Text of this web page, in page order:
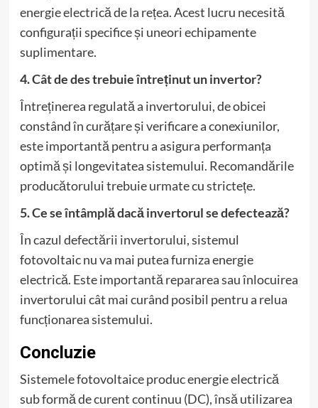
energie electrică de la rețea. Acest lucru necesită
configurații specifice și uneori echipamente
suplimentare.
4. Cât de des trebuie întreținut un invertor?
Întreținerea regulată a invertorului, de obicei
constând în curățare și verificare a conexiunilor,
este importantă pentru a asigura performanța
optimă și longevitatea sistemului. Recomandările
producătorului trebuie urmate cu strictețe.
5. Ce se întâmplă dacă invertorul se defectează?
În cazul defectării invertorului, sistemul
fotovoltaic nu va mai putea furniza energie
electrică. Este importantă repararea sau înlocuirea
invertorului cât mai curând posibil pentru a relua
funcționarea sistemului.
Concluzie
Sistemele fotovoltaice produc energie electrică
sub formă de curent continuu (DC), însă utilizarea